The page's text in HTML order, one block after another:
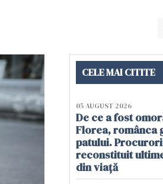
CELE MAI CITITE
05 AUGUST 2026
De ce a fost
Florea, românca
patului.
reconstituit
din viață